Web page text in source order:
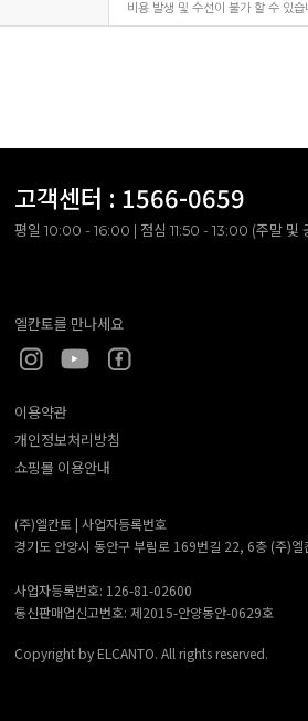
비용 발생 및 수선이 불가 할 수 있습
고객센터 : 1566-0659
평일 10:00 - 16:00 | 점심 11:50 - 13:00 (주말 및
엘칸토를 만나세요
이용약관
개인정보처리방침
쇼핑몰 이용안내
(주)엘칸토 | 사업자등록번호
경기도 안양시 동안구 부림로 169번길 22, 6층 (주)엘
사업자등록번호: 126-81-02600
통신판매업신고번호: 제2015-안양동안-0629호
Copyright by ELCANTO. All rights reserved.